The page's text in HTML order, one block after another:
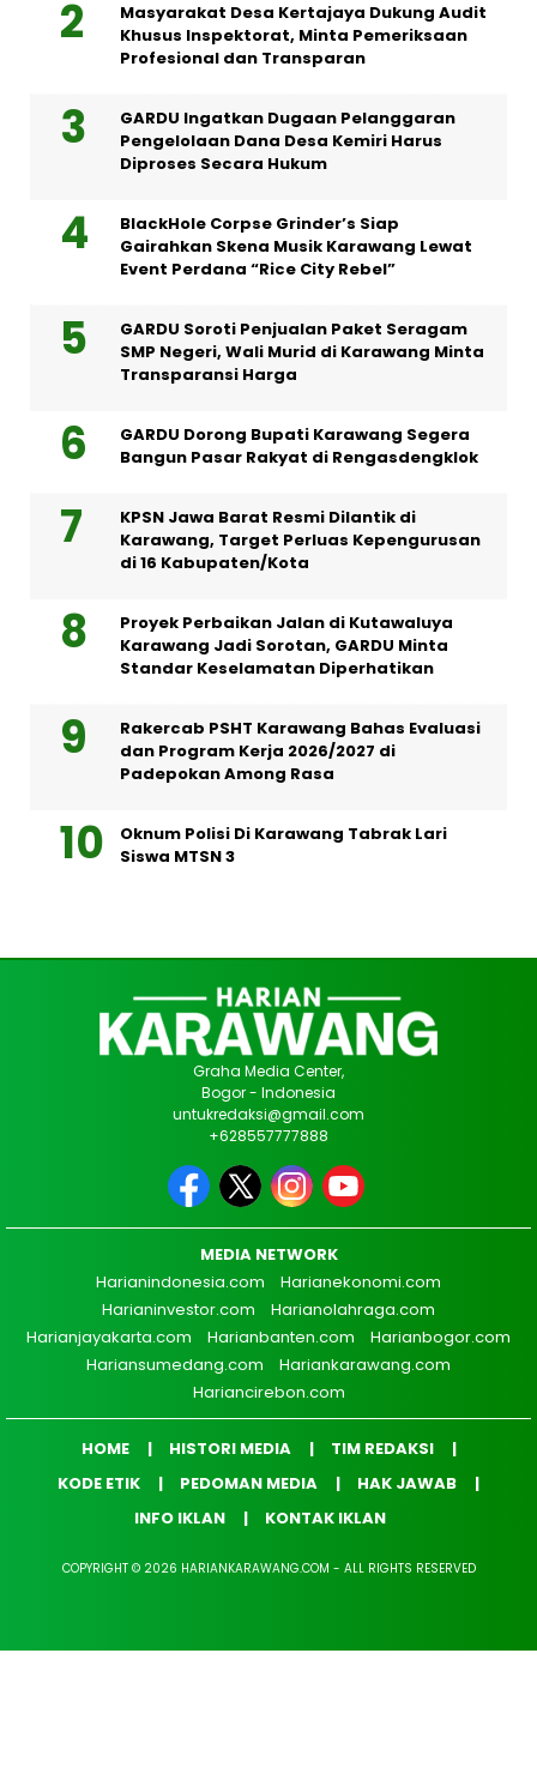
Masyarakat Desa Kertajaya Dukung Audit
Khusus Inspektorat, Minta Pemeriksaan
Profesional dan Transparan
GARDU Ingatkan Dugaan Pelanggaran
Pengelolaan Dana Desa Kemiri Harus
Diproses Secara Hukum
BlackHole Corpse Grinder’s Siap
Gairahkan Skena Musik Karawang Lewat
Event Perdana “Rice City Rebel”
GARDU Soroti Penjualan Paket Seragam
SMP Negeri, Wali Murid di Karawang Minta
Transparansi Harga
GARDU Dorong Bupati Karawang Segera
Bangun Pasar Rakyat di Rengasdengklok
KPSN Jawa Barat Resmi Dilantik di
Karawang, Target Perluas Kepengurusan
di 16 Kabupaten/Kota
Proyek Perbaikan Jalan di Kutawaluya
Karawang Jadi Sorotan, GARDU Minta
Standar Keselamatan Diperhatikan
Rakercab PSHT Karawang Bahas Evaluasi
dan Program Kerja 2026/2027 di
Padepokan Among Rasa
Oknum Polisi Di Karawang Tabrak Lari
Siswa MTSN 3
Graha Media Center,
Bogor - Indonesia
untukredaksi@gmail.com
+628557777888
MEDIA NETWORK
Harianindonesia.com
Harianekonomi.com
Harianinvestor.com
Harianolahraga.com
Harianjayakarta.com
Harianbanten.com
Harianbogor.com
Hariansumedang.com
Hariankarawang.com
Hariancirebon.com
HOME HISTORI MEDIA
TIM REDAKSI
KODE ETIK
PEDOMAN MEDIA
HAK JAWAB
INFO IKLAN
KONTAK IKLAN
COPYRIGHT © 2026 HARIANKARAWANG.COM - ALL RIGHTS RESERVED